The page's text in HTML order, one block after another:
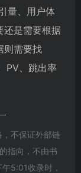
量、用户体
还是需要根据
则需要找
PV、跳出率
不保证外部链
指向，不由书
5:01收录时，